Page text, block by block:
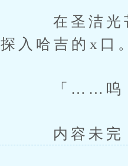
在圣洁光芒
探入哈吉的x口。
「……呜！
内容未完，